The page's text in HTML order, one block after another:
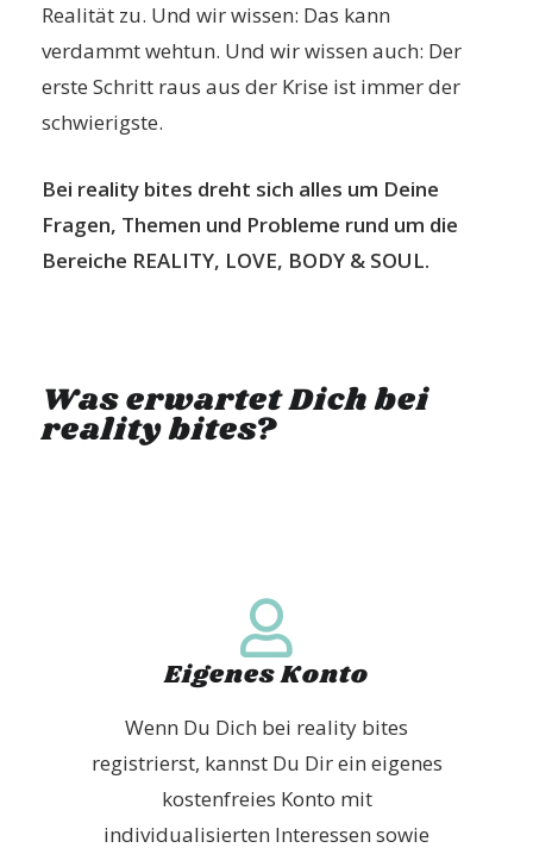
Realität zu. Und wir wissen: Das kann
verdammt wehtun. Und wir wissen auch: Der
erste Schritt raus aus der Krise ist immer der
schwierigste.
Bei reality bites dreht sich alles um Deine
Fragen, Themen und Probleme rund um die
Bereiche REALITY, LOVE, BODY & SOUL.
Was erwartet Dich bei
reality bites?
Eigenes Konto
Wenn Du Dich bei reality bites
registrierst, kannst Du Dir ein eigenes
kostenfreies Konto mit
individualisierten Interessen sowie